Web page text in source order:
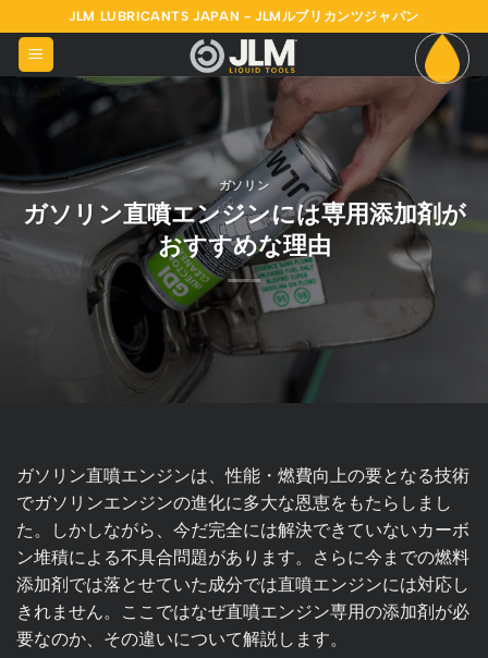
to
content
JLM LUBRICANTS JAPAN - JLMルブリカンツジャパン
ガソリン
ガソリン直噴エンジンには専用添加剤が
おすすめな理由
ガソリン直噴エンジンは、性能・燃費向上の要となる技術
でガソリンエンジンの進化に多大な恩恵をもたらしまし
た。しかしながら、今だ完全には解決できていないカーボ
ン堆積による不具合問題があります。さらに今までの燃料
添加剤では落とせていた成分では直噴エンジンには対応し
きれません。ここではなぜ直噴エンジン専用の添加剤が必
要なのか、その違いについて解説します。